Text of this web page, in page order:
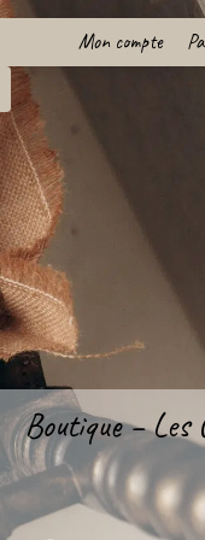
Mon compte
Boutique – Les